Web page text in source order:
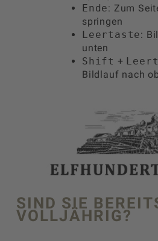
Ende: Zum
springen
Leertaste:
unten
Shift +
Bildlauf nach
SIND SIE
VOLLJÄHRIG?